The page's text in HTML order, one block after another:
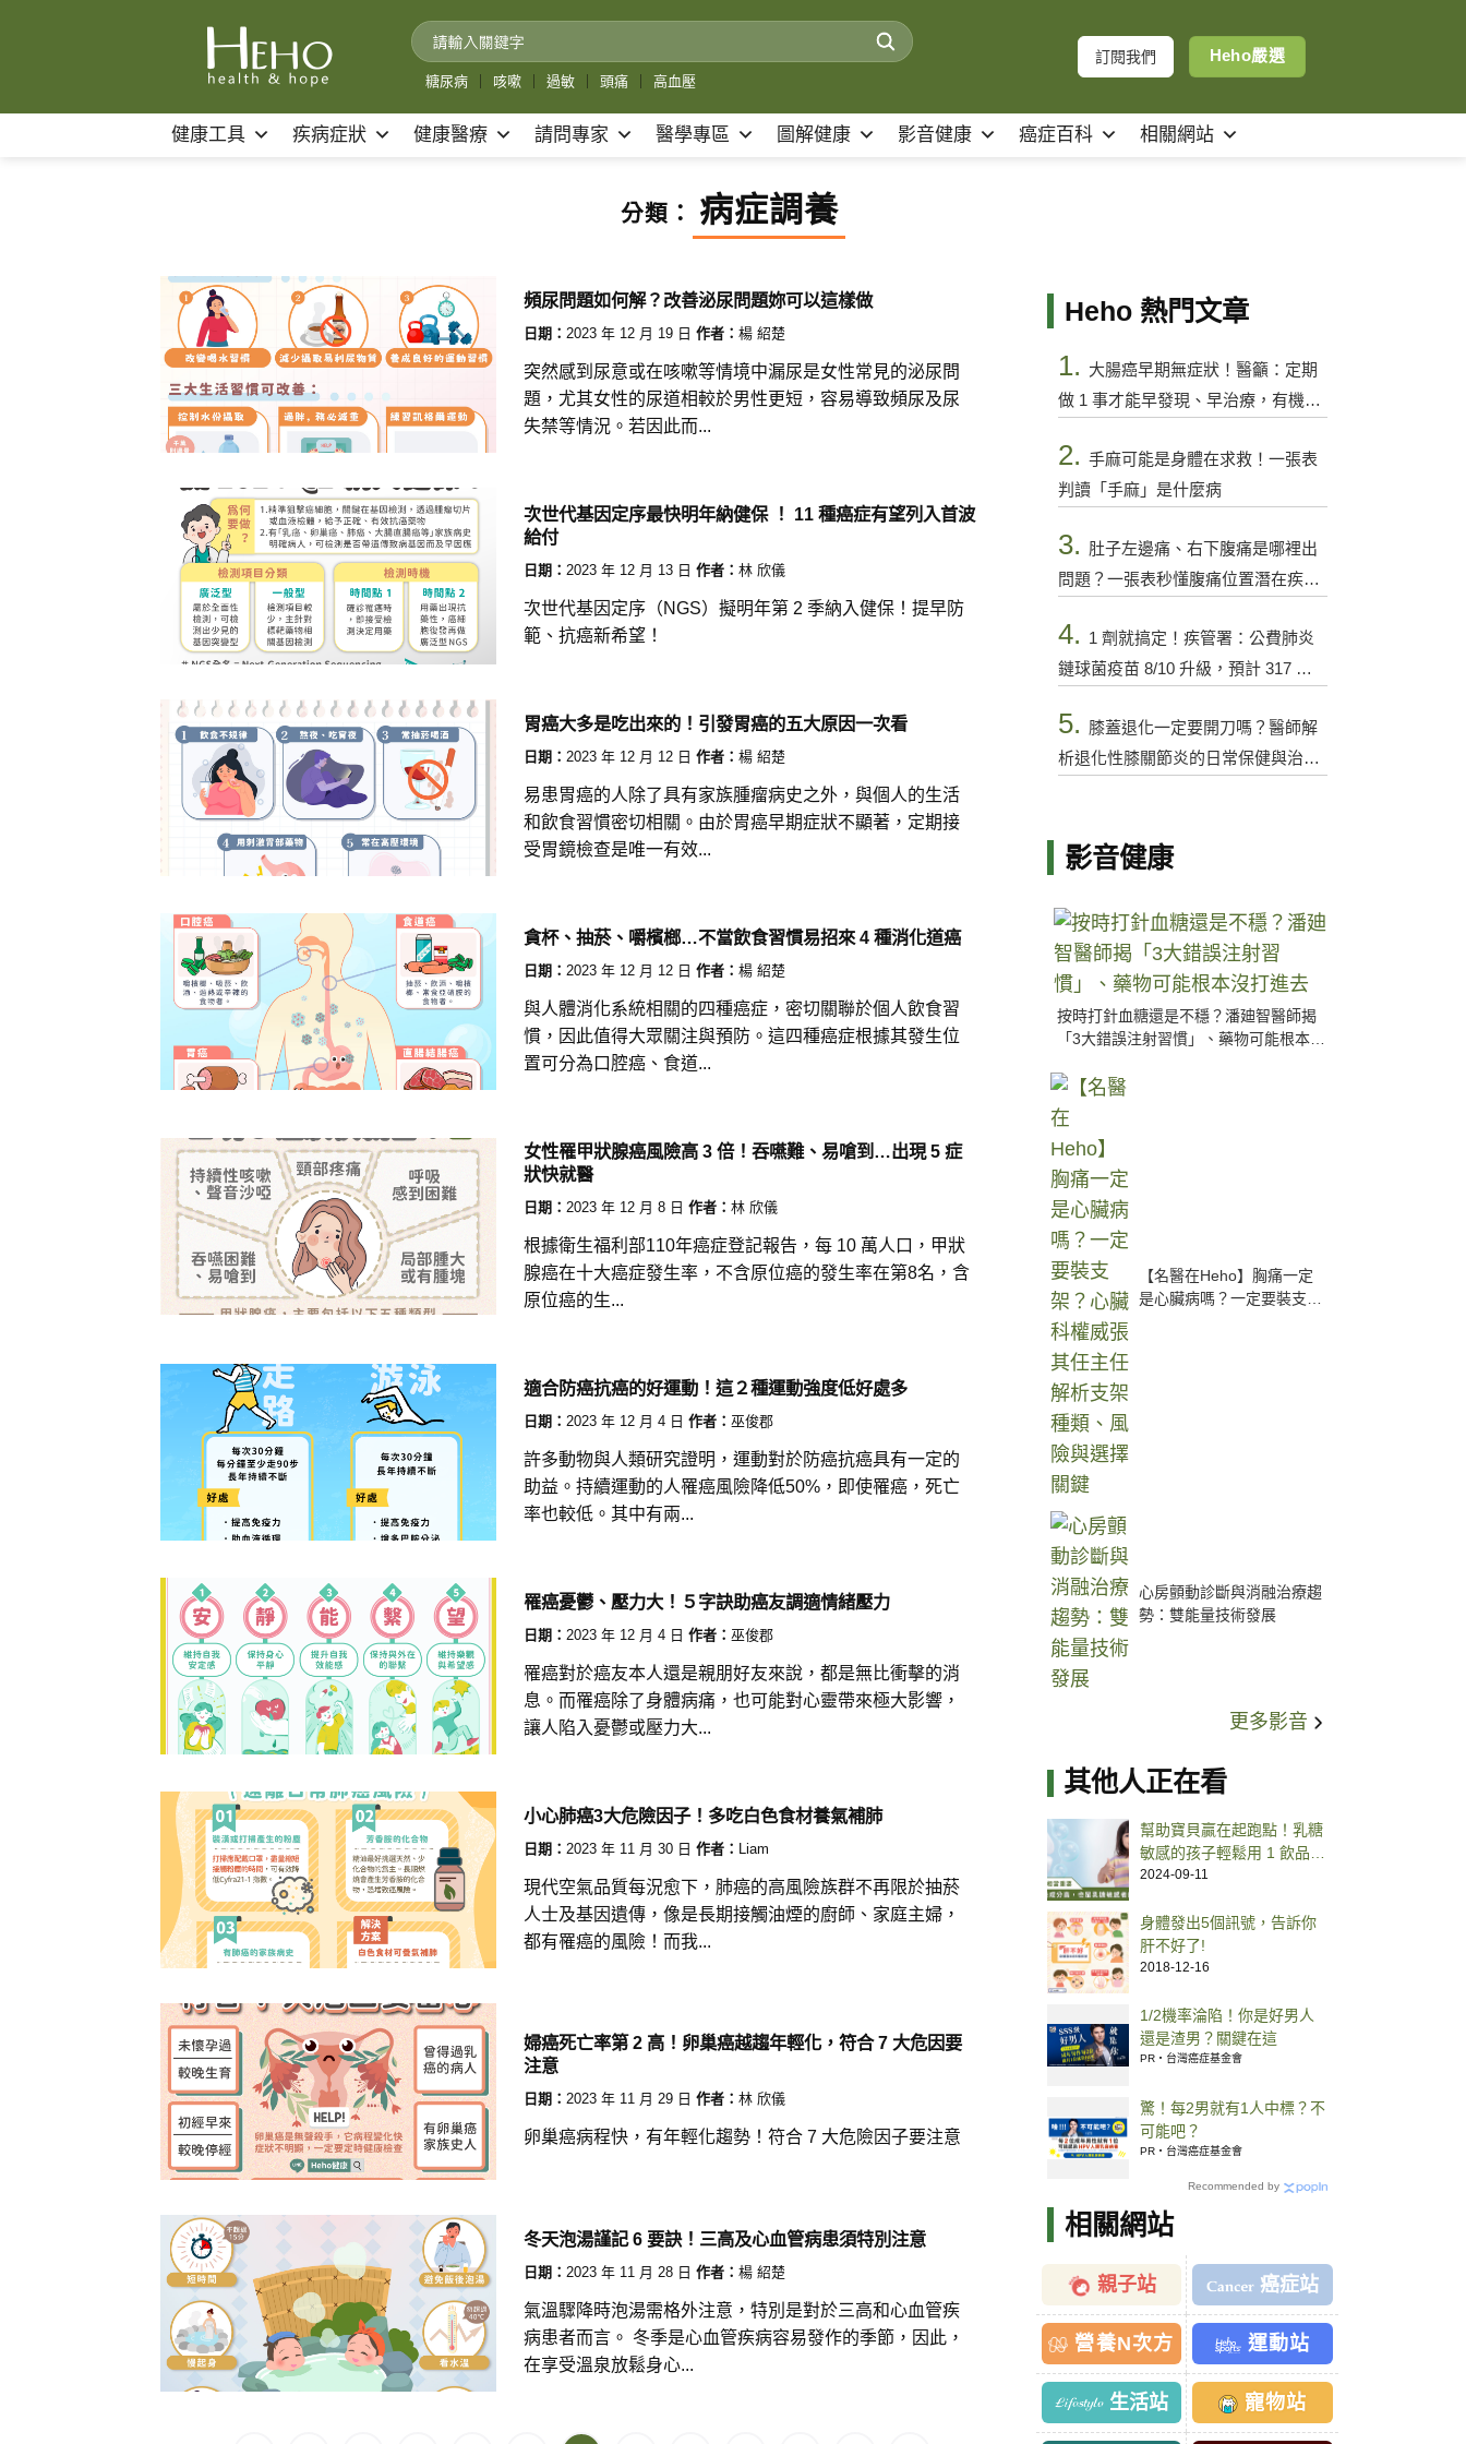
糖尿病 咳嗽 過敏 頭痛 高血壓
訂閱我們 Heho嚴選
健康工具 疾病症狀 健康醫療 請問專家 醫學專區 圖解健康 影音健康 癌症百科 相關網站
分類： 病症調養
頻尿問題如何解？改善泌尿問題妳可以這樣做
日期： 2023 年 12 月 19 日 作者： 楊 紹楚
突然感到尿意或在咳嗽等情境中漏尿是女性常見的泌尿問
題，尤其女性的尿道相較於男性更短，容易導致頻尿及尿
失禁等情況。若因此而...
次世代基因定序最快明年納健保 ！ 11 種癌症有望列入首波
給付
日期： 2023 年 12 月 13 日 作者： 林 欣儀
次世代基因定序（NGS）擬明年第 2 季納入健保！提早防
範、抗癌新希望！
胃癌大多是吃出來的！引發胃癌的五大原因一次看
日期： 2023 年 12 月 12 日 作者： 楊 紹楚
易患胃癌的人除了具有家族腫瘤病史之外，與個人的生活
和飲食習慣密切相關。由於胃癌早期症狀不顯著，定期接
受胃鏡檢查是唯一有效...
貪杯、抽菸、嚼檳榔…不當飲食習慣易招來 4 種消化道癌
日期： 2023 年 12 月 12 日 作者： 楊 紹楚
與人體消化系統相關的四種癌症，密切關聯於個人飲食習
慣，因此值得大眾關注與預防。這四種癌症根據其發生位
置可分為口腔癌、食道...
女性罹甲狀腺癌風險高 3 倍！吞嚥難、易嗆到…出現 5 症
狀快就醫
日期： 2023 年 12 月 8 日 作者： 林 欣儀
根據衛生福利部110年癌症登記報告，每 10 萬人口，甲狀
腺癌在十大癌症發生率，不含原位癌的發生率在第8名，含
原位癌的生...
適合防癌抗癌的好運動！這２種運動強度低好處多
日期： 2023 年 12 月 4 日 作者： 巫俊郡
許多動物與人類研究證明，運動對於防癌抗癌具有一定的
助益。持續運動的人罹癌風險降低50%，即使罹癌，死亡
率也較低。其中有兩...
罹癌憂鬱、壓力大！５字訣助癌友調適情緒壓力
日期： 2023 年 12 月 4 日 作者： 巫俊郡
罹癌對於癌友本人還是親朋好友來說，都是無比衝擊的消
息。而罹癌除了身體病痛，也可能對心靈帶來極大影響，
讓人陷入憂鬱或壓力大...
小心肺癌3大危險因子！多吃白色食材養氣補肺
日期： 2023 年 11 月 30 日 作者： Liam
現代空氣品質每況愈下，肺癌的高風險族群不再限於抽菸
人士及基因遺傳，像是長期接觸油煙的廚師、家庭主婦，
都有罹癌的風險！而我...
婦癌死亡率第 2 高！卵巢癌越趨年輕化，符合 7 大危因要
注意
日期： 2023 年 11 月 29 日 作者： 林 欣儀
卵巢癌病程快，有年輕化趨勢！符合 7 大危險因子要注意
冬天泡湯謹記 6 要訣！三高及心血管病患須特別注意
日期： 2023 年 11 月 28 日 作者： 楊 紹楚
氣溫驟降時泡湯需格外注意，特別是對於三高和心血管疾
病患者而言。 冬季是心血管疾病容易發作的季節，因此，
在享受溫泉放鬆身心...
Heho 熱門文章
1. 大腸癌早期無症狀！醫籲：定期
做 1 事才能早發現、早治療，有機會
2. 手麻可能是身體在求救！一張表
判讀「手麻」是什麼病
3. 肚子左邊痛、右下腹痛是哪裡出
問題？一張表秒懂腹痛位置潛在疾病
4. 1 劑就搞定！疾管署：公費肺炎
鏈球菌疫苗 8/10 升級，預計 317 萬
5. 膝蓋退化一定要開刀嗎？醫師解
析退化性膝關節炎的日常保健與治療
影音健康
按時打針血糖還是不穩？潘廸智醫師揭
「3大錯誤注射習慣」、藥物可能根本沒
【名醫在Heho】胸痛一定
是心臟病嗎？一定要裝支
心房顫動診斷與消融治療趨
勢：雙能量技術發展
更多影音
其他人正在看
幫助寶貝贏在起跑點！乳糖
敏感的孩子輕鬆用 1 飲品替
換牛奶就能補好鈣
2024-09-11
身體發出5個訊號，告訴你
肝不好了!
2018-12-16
1/2機率淪陷！你是好男人
還是渣男？關鍵在這
PR・台灣癌症基金會
驚！每2男就有1人中標？不
可能吧？
PR・台灣癌症基金會
Recommended by
相關網站
親子站 癌症站
營養N次方 運動站
生活站 寵物站